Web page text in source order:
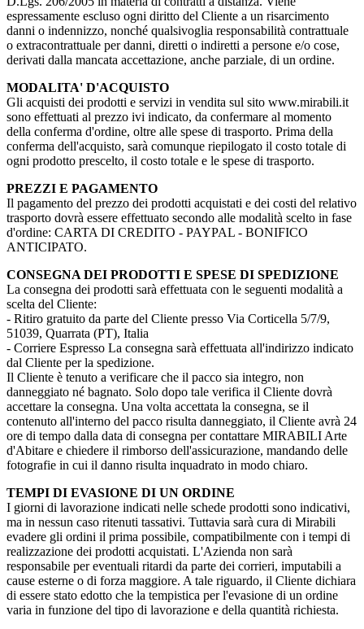
espressamente escluso ogni diritto del Cliente a un risarcimento
danni o indennizzo, nonché qualsivoglia responsabilità contrattuale
o extracontrattuale per danni, diretti o indiretti a persone e/o cose,
derivati dalla mancata accettazione, anche parziale, di un ordine.
MODALITA' D'ACQUISTO
Gli acquisti dei prodotti e servizi in vendita sul sito www.mirabili.it
sono effettuati al prezzo ivi indicato, da confermare al momento
della conferma d'ordine, oltre alle spese di trasporto. Prima della
conferma dell'acquisto, sarà comunque riepilogato il costo totale di
ogni prodotto prescelto, il costo totale e le spese di trasporto.
PREZZI E PAGAMENTO
Il pagamento del prezzo dei prodotti acquistati e dei costi del relativo
trasporto dovrà essere effettuato secondo alle modalità scelto in fase
d'ordine: CARTA DI CREDITO - PAYPAL - BONIFICO
ANTICIPATO.
CONSEGNA DEI PRODOTTI E SPESE DI SPEDIZIONE
La consegna dei prodotti sarà effettuata con le seguenti modalità a
scelta del Cliente:
- Ritiro gratuito da parte del Cliente presso Via Corticella 5/7/9,
51039, Quarrata (PT), Italia
- Corriere Espresso La consegna sarà effettuata all'indirizzo indicato
dal Cliente per la spedizione.
Il Cliente è tenuto a verificare che il pacco sia integro, non
danneggiato né bagnato. Solo dopo tale verifica il Cliente dovrà
accettare la consegna. Una volta accettata la consegna, se il
contenuto all'interno del pacco risulta danneggiato, il Cliente avrà 24
ore di tempo dalla data di consegna per contattare MIRABILI Arte
d'Abitare e chiedere il rimborso dell'assicurazione, mandando delle
fotografie in cui il danno risulta inquadrato in modo chiaro.
TEMPI DI EVASIONE DI UN ORDINE
I giorni di lavorazione indicati nelle schede prodotti sono indicativi,
ma in nessun caso ritenuti tassativi. Tuttavia sarà cura di Mirabili
evadere gli ordini il prima possibile, compatibilmente con i tempi di
realizzazione dei prodotti acquistati. L'Azienda non sarà
responsabile per eventuali ritardi da parte dei corrieri, imputabili a
cause esterne o di forza maggiore. A tale riguardo, il Cliente dichiara
di essere stato edotto che la tempistica per l'evasione di un ordine
varia in funzione del tipo di lavorazione e della quantità richiesta.